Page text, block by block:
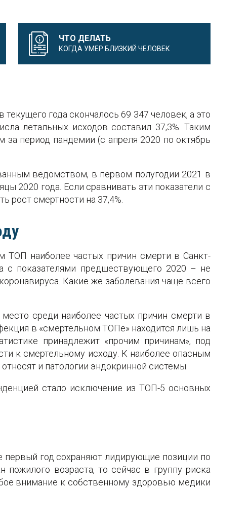
ЧТО ДЕЛАТЬ
КОГДА УМЕР БЛИЗКИЙ ЧЕЛОВЕК
года скончалось 69 347 человек, а это
летальных исходов составил 37,3%. Таким
период пандемии (с апреля 2020 по октябрь
ведомством, в первом полугодии 2021 в
2020 года. Если сравнивать эти показатели с
рост смертности на 37,4%.
ТОП наиболее частых причин смерти в Санкт-
с показателями предшествующего 2020 – не
Какие же заболевания чаще всего
среди наиболее частых причин смерти в
в «смертельном ТОПе» находится лишь на
принадлежит «прочим причинам», под
к смертельному исходу. К наиболее опасным
и патологии эндокринной системы.
стало исключение из ТОП-5 основных
первый год сохраняют лидирующие позиции по
возраста, то сейчас в группу риска
внимание к собственному здоровью медики